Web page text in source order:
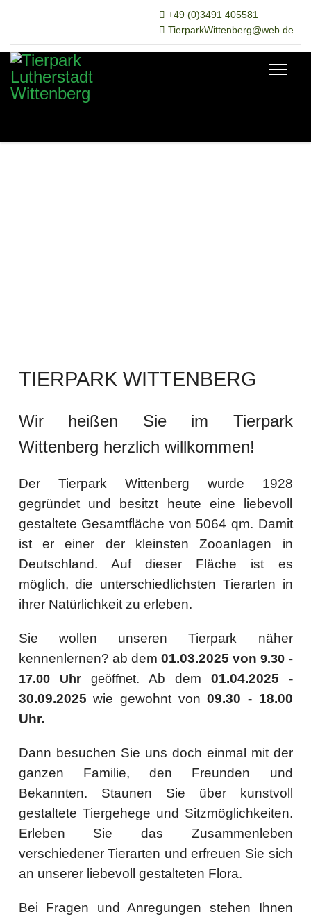
+49 (0)3491 405581
TierparkWittenberg@web.de
TIERPARK WITTENBERG
Wir heißen Sie im Tierpark
Wittenberg herzlich willkommen!
Der Tierpark Wittenberg wurde 1928
gegründet und besitzt heute eine liebevoll
gestaltete Gesamtfläche von 5064 qm. Damit
ist er einer der kleinsten Zooanlagen in
Deutschland. Auf dieser Fläche ist es
möglich, die unterschiedlichsten Tierarten in
ihrer Natürlichkeit zu erleben.
Sie wollen unseren Tierpark näher
kennenlernen? ab dem 01.03.2025 von 9.30 -
17.00 Uhrgeöffnet. Ab dem 01.04.2025 -
30.09.2025 wie gewohnt von09.30 - 18.00
Uhr.
Dann besuchen Sie uns doch einmal mit der
ganzen Familie, den Freunden und
Bekannten. Staunen Sie über kunstvoll
gestaltete Tiergehege und Sitzmöglichkeiten.
Erleben Sie das Zusammenleben
verschiedener Tierarten und erfreuen Sie sich
an unserer liebevoll gestalteten Flora.
Bei Fragen und Anregungen stehen Ihnen